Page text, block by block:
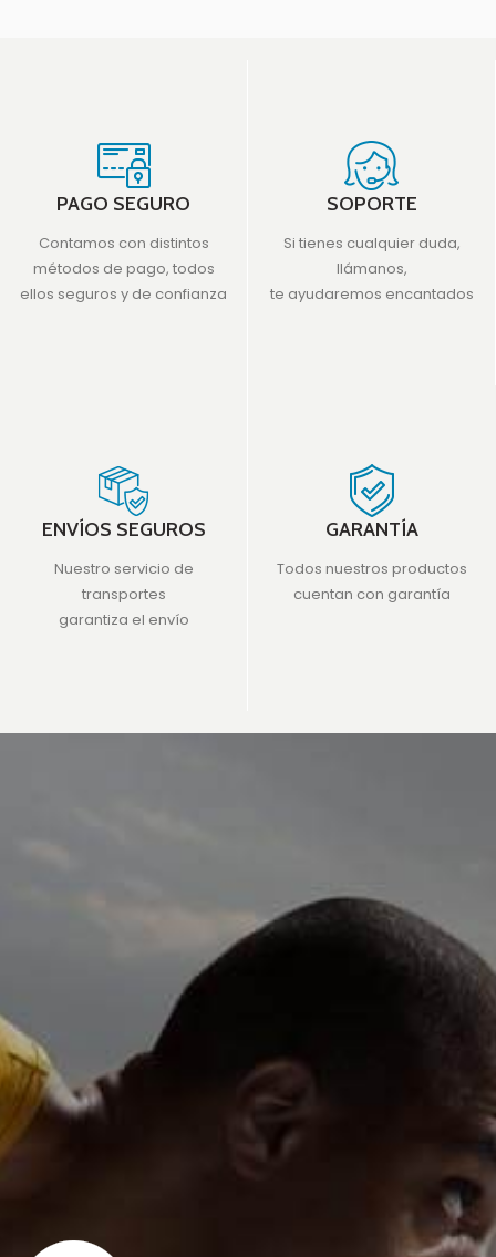
PAGO SEGURO
Contamos con distintos
métodos de pago, todos
ellos seguros y de confianza
SOPORTE
Si tienes cualquier duda,
llámanos,
te ayudaremos encantados
ENVÍOS SEGUROS
Nuestro servicio de
transportes
garantiza el envío
GARANTÍA
Todos nuestros productos
cuentan con garantía